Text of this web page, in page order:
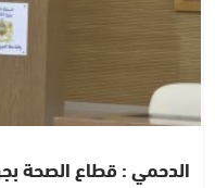
الدحمي : قطاع الصحة